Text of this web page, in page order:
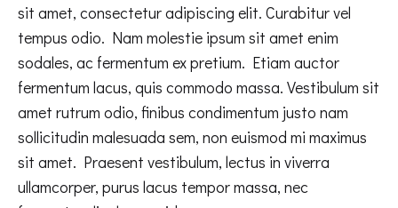
sit amet, consectetur adipiscing elit. Curabitur vel
tempus odio. Nam molestie ipsum sit amet enim
sodales, ac fermentum ex pretium. Etiam auctor
fermentum lacus, quis commodo massa. Vestibulum sit
amet rutrum odio, finibus condimentum justo nam
sollicitudin malesuada sem, non euismod mi maximus
sit amet. Praesent vestibulum, lectus in viverra
ullamcorper, purus lacus tempor massa, nec